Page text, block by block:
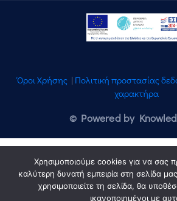
Όροι Χρήσης | Πολιτική προστασίας
χαρακτήρα
© Powered by
Χρησιμοποιούμε cookies για να σας
καλύτερη δυνατή εμπειρία στη σελίδα
χρησιμοποιείτε τη σελίδα, θα
ικανοποιημένοι με